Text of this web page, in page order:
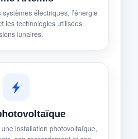
électriques, l’énergie
les technologies utilisées
lunaires.
installation photovoltaïque,